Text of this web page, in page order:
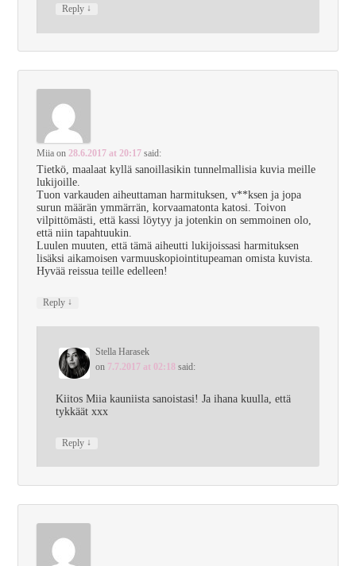
Reply ↓
Miia on28.6.2017 at 20:17 said:
Tietkö, maalaat kyllä sanoillasikin tunnelmallisia kuvia meille
lukijoille.
Tuon varkauden aiheuttaman harmituksen, v**ksen ja jopa
surun määrän ymmärrän, korvaamatonta katosi. Toivon
vilpittömästi, että kassi löytyy ja jotenkin on semmoinen olo,
että niin tapahtuukin.
Luulen muuten, että tämä aiheutti lukijoissasi harmituksen
lisäksi aikamoisen varmuuskopiointitupeaman omista kuvista.
Hyvää reissua teille edelleen!
Reply ↓
Stella Harasek
on 7.7.2017 at 02:18 said:
Kiitos Miia kauniista sanoistasi! Ja ihana kuulla, että
tykkäät xxx
Reply ↓